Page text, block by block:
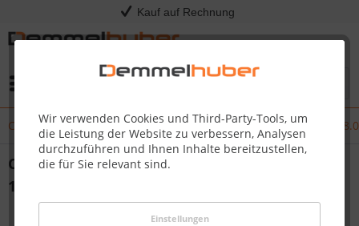
Kauf auf Rechnung
Wir verwenden Cookies und Third-Party-Tools, um
die Leistung der Website zu verbessern, Analysen
durchzuführen und Ihnen Inhalte bereitzustellen,
die für Sie relevant sind.
Einstellungen
Changelog - Änderungen Kress RTKn Firmware 1.3.23+17 –
Changelog - Änderungen Kress RTKn Firmware
1.3.23+17 – 3.38.0+17